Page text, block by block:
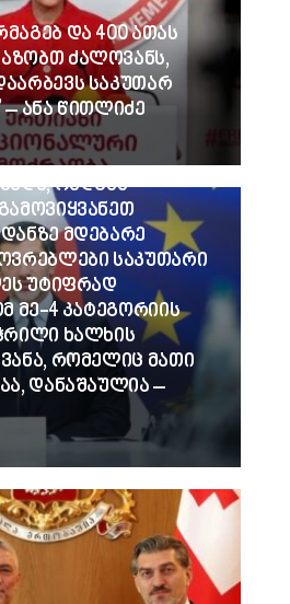
და 400 ათას
ძალოვანს,
საკუთარ
– ანა წითლიძე
რადგან
მდებარე
საკუთარი
უტიფრად
მე-4 კატეგორიის
ხალხის
რომელიც მათი
დანაშაულია –